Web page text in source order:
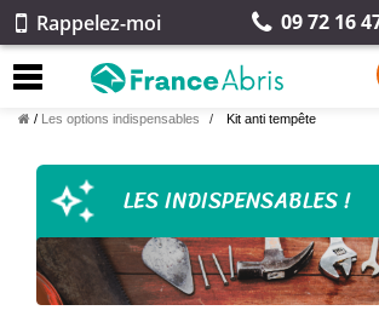
Rappelez-moi 09 72 16
/ Les options indispensables Kit anti tempête
LES INDISPENSABLES !